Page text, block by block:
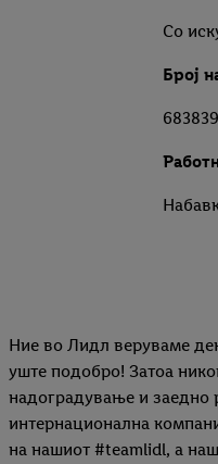
Со
Број
683839
Ние во Лидл веруваме
уште подобро! Затоа
надоградување и заедно
интернационална
на нашиот #teamlidl, а